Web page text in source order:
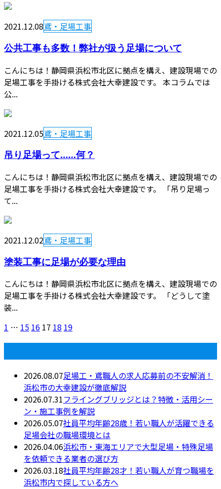
2021.12.08鳶・足場工事
公共工事も多数！弊社が扱う足場について
こんにちは！静岡県浜松市北区に拠点を構え、建設現場での
足場工事を手掛ける株式会社大幸建設です。 本コラムでは
公...
2021.12.05鳶・足場工事
吊り足場って……何？
こんにちは！静岡県浜松市北区に拠点を構え、建設現場での
足場工事を手掛ける株式会社大幸建設です。 「吊り足場っ
て...
2021.12.02鳶・足場工事
塗装工事に足場が必要な理由
こんにちは！静岡県浜松市北区に拠点を構え、建設現場での
足場工事を手掛ける株式会社大幸建設です。 「どうして塗
装...
1 … 15 16 17 18 19
2026.08.07足場工・鳶職人の求人応募前の不安解消！
浜松市の大幸建設が徹底解説
2026.07.31フライングブリッジとは？特徴・活用シー
ン・施工事例を解説
2026.05.07社員平均年齢28歳！若い職人が活躍できる
足場会社の職場環境とは
2026.04.06浜松市・東海エリアで大型足場・特殊足場
を依頼できる業者の選び方
2026.03.18社員平均年齢28才！若い職人が育つ職場を
浜松市内で探している方へ